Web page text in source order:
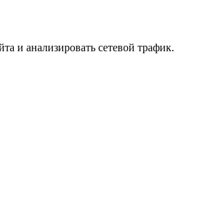
и анализировать сетевой трафик.